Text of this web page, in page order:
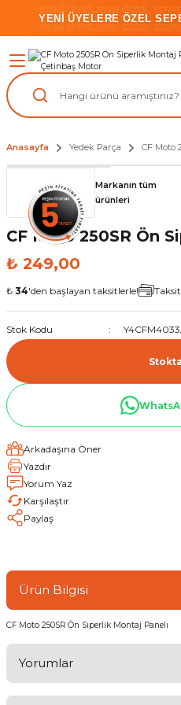
YENİ ÜYELERE ÖZEL
YENİ ÜYELERE ÖZEL
YENİ ÜYELERE ÖZEL
Anasayfa Yedek Parça CF Moto
Markanın tüm
ürünleri
CF Moto 250SR Ön
₺ 249,00
₺ 34'den başlayan taksitlerle!
Stok Kodu
Arkadaşına Öner
Yazdır
Yorum Yaz
Karşılaştır
Paylaş
Ürün Bilgisi
CF Moto 250SR Ön Siperlik Montaj Panelı
Yorumlar